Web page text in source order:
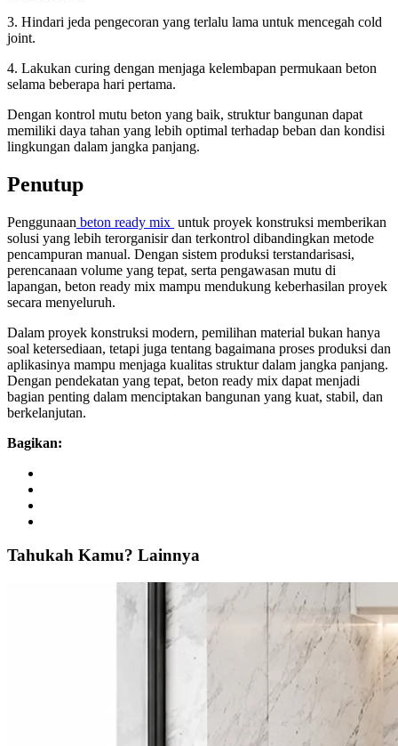
3. Hindari jeda pengecoran yang terlalu lama untuk mencegah cold
joint.
4. Lakukan curing dengan menjaga kelembapan permukaan beton
selama beberapa hari pertama.
Dengan kontrol mutu beton yang baik, struktur bangunan dapat
memiliki daya tahan yang lebih optimal terhadap beban dan kondisi
lingkungan dalam jangka panjang.
Penutup
Penggunaan beton ready mix untuk proyek konstruksi memberikan
solusi yang lebih terorganisir dan terkontrol dibandingkan metode
pencampuran manual. Dengan sistem produksi terstandarisasi,
perencanaan volume yang tepat, serta pengawasan mutu di
lapangan, beton ready mix mampu mendukung keberhasilan proyek
secara menyeluruh.
Dalam proyek konstruksi modern, pemilihan material bukan hanya
soal ketersediaan, tetapi juga tentang bagaimana proses produksi dan
aplikasinya mampu menjaga kualitas struktur dalam jangka panjang.
Dengan pendekatan yang tepat, beton ready mix dapat menjadi
bagian penting dalam menciptakan bangunan yang kuat, stabil, dan
berkelanjutan.
Bagikan:
Tahukah Kamu? Lainnya